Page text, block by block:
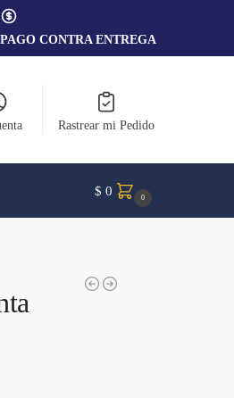
PAGO CONTRA ENTREGA
Rastrear mi Pedido
$ 0 0